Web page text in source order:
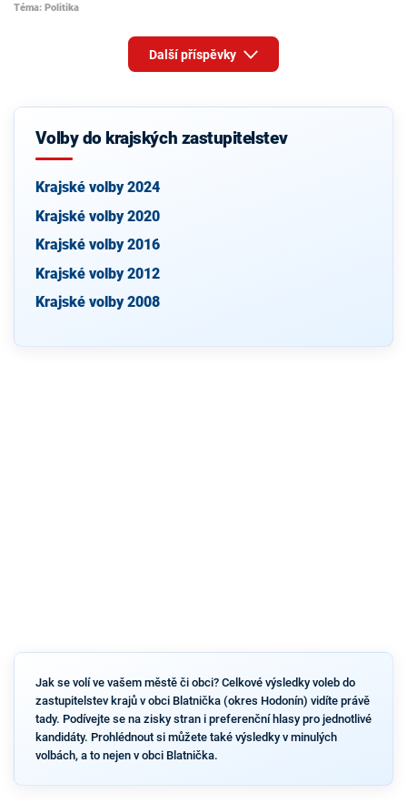
Téma: Politika
Další příspěvky
Volby do krajských zastupitelstev
Krajské volby 2024
Krajské volby 2020
Krajské volby 2016
Krajské volby 2012
Krajské volby 2008
Jak se volí ve vašem městě či obci? Celkové výsledky voleb do
zastupitelstev krajů v obci Blatnička (okres Hodonín) vidíte právě
tady. Podívejte se na zisky stran i preferenční hlasy pro jednotlivé
kandidáty. Prohlédnout si můžete také výsledky v minulých
volbách, a to nejen v obci Blatnička.